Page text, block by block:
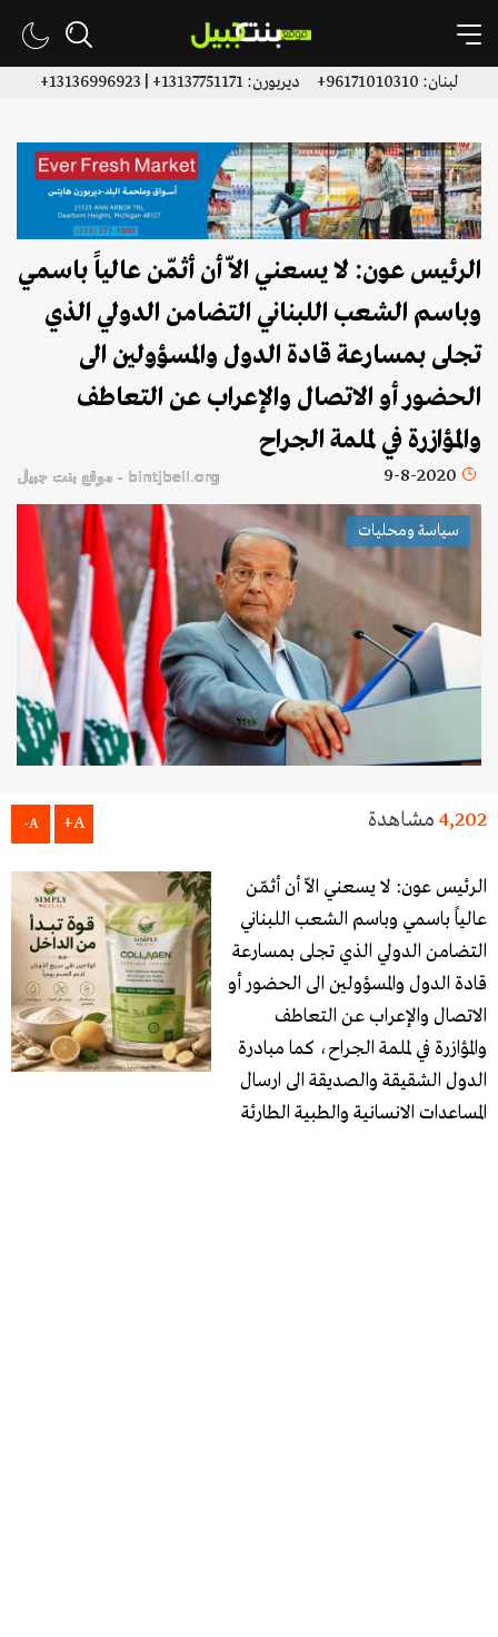
لبنان: 96171010310+ ديربورن: 13137751171+ | 13136996923+
الرئيس عون: لا يسعني الاّ أن أثمّن عالياً باسمي
وباسم الشعب اللبناني التضامن الدولي الذي
تجلى بمسارعة قادة الدول والمسؤولين الى
الحضور أو الاتصال والإعراب عن التعاطف
والمؤازرة في لملمة الجراح
9-8-2020 bintjbeil.org - موقع بنت جبيل
سياسة ومحليات
4,202 مشاهدة A+
A-
الرئيس عون: لا يسعني الاّ أن أثمّن
عالياً باسمي وباسم الشعب اللبناني
التضامن الدولي الذي تجلى بمسارعة
قادة الدول والمسؤولين الى الحضور أو
الاتصال والإعراب عن التعاطف
والمؤازرة في لملمة الجراح، كما مبادرة
الدول الشقيقة والصديقة الى ارسال
المساعدات الانسانية والطبية الطارئة